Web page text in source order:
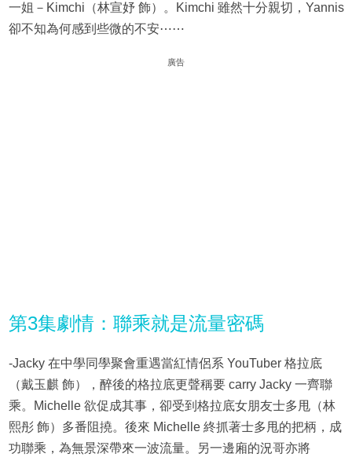
一姐－Kimchi（林宣妤 飾）。Kimchi 雖然十分親切，Yannis
卻不知為何感到些微的不安⋯⋯
廣告
第3集劇情：聯乘就是流量密碼
-Jacky 在中學同學聚會重遇當紅情侶系 YouTuber 格拉底
（戴玉麒 飾），醉後的格拉底更聲稱要 carry Jacky 一齊聯
乘。Michelle 欲促成其事，卻受到格拉底女朋友士多甩（林
熙彤 飾）多番阻撓。後來 Michelle 終抓著士多甩的把柄，成
功聯乘，為無景深帶來一波流量。另一邊廂的況哥亦將